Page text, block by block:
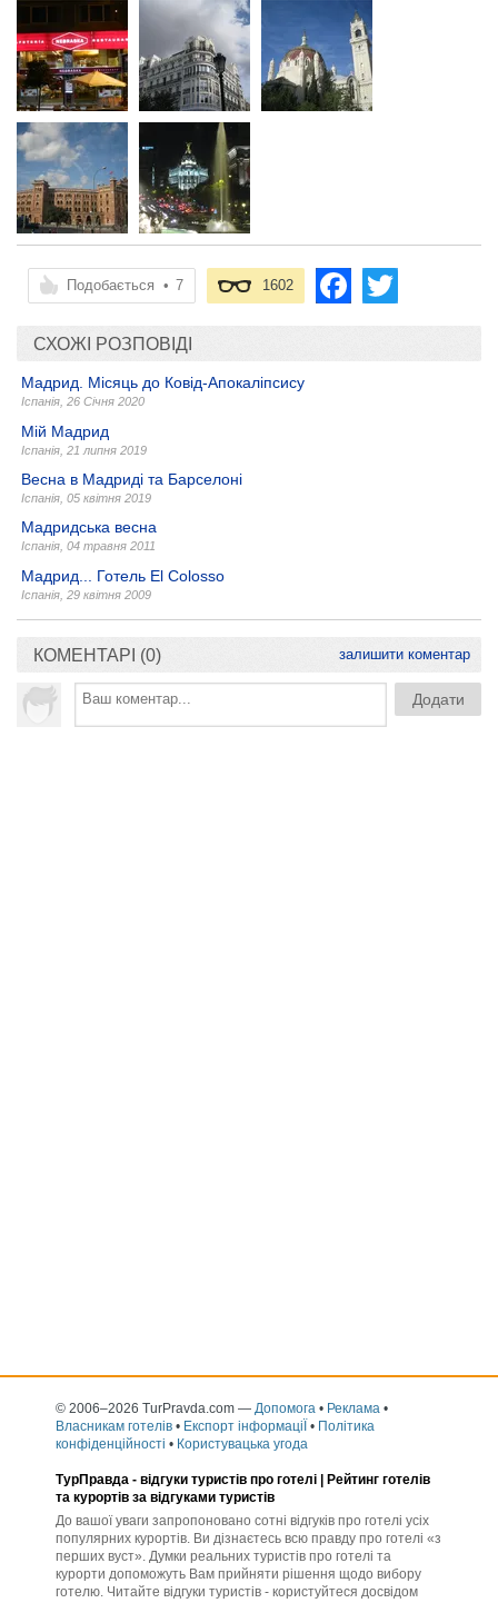
Подобається • 7 1602
СХОЖІ РОЗПОВІДІ
Мадрид. Місяць до Ковід-Апокаліпсису
Іспанія 26 Січня 2020
Мій Мадрид
Іспанія 21 липня 2019
Весна в Мадриді та Барселоні
Іспанія 05 квітня 2019
Мадридська весна
Іспанія 04 травня 2011
Мадрид... Готель El Colosso
Іспанія 29 квітня 2009
КОМЕНТАРІ (0) залишити коментар
© 2006–2026 TurPravda.com — Допомога • Реклама •
Власникам готелів • Експорт інформаціЇ • Політика
конфіденційності • Користувацька угода
ТурПравда - відгуки туристів про готелі | Рейтинг готелів
та курортів за відгуками туристів
До вашої уваги запропоновано сотні відгуків про готелі усіх
популярних курортів. Ви дізнаєтесь всю правду про готелі «з
перших вуст». Думки реальних туристів про готелі та
курорти допоможуть Вам прийняти рішення щодо вибору
готелю. Читайте відгуки туристів - користуйтеся досвідом